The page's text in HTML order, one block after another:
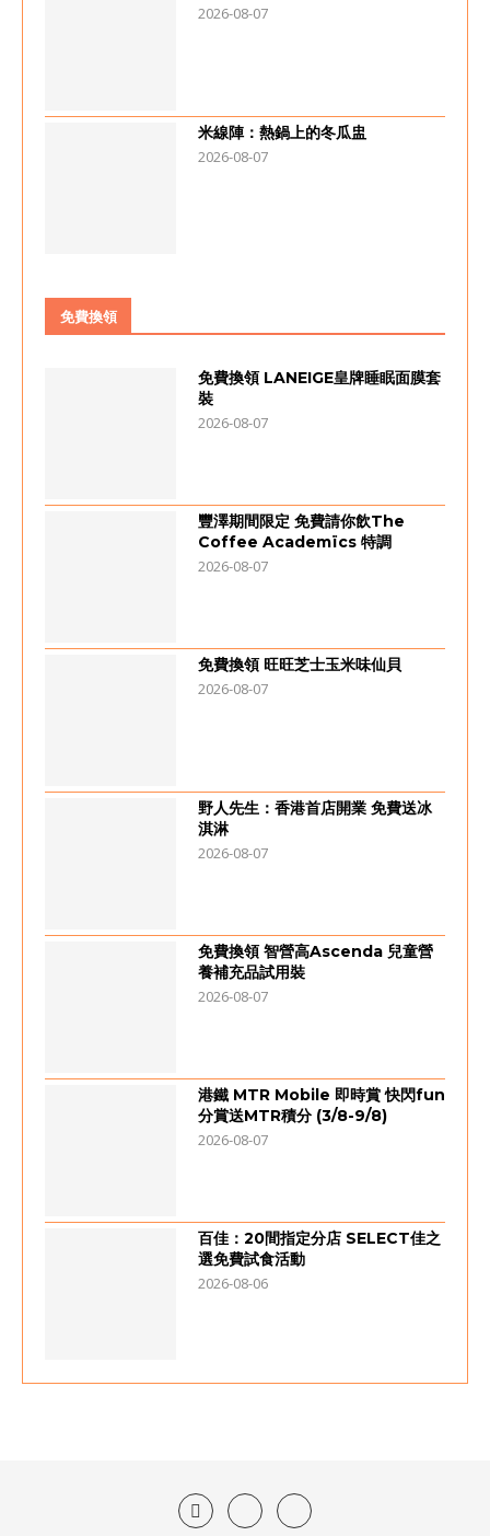
2026-08-07
米線陣：熱鍋上的冬瓜盅
2026-08-07
免費換領
免費換領 LANEIGE皇牌睡眠面膜套
裝
2026-08-07
豐澤期間限定 免費請你飲The
Coffee Academïcs 特調
2026-08-07
免費換領 旺旺芝士玉米味仙貝
2026-08-07
野人先生：香港首店開業 免費送冰
淇淋
2026-08-07
免費換領 智營高Ascenda 兒童營
養補充品試用裝
2026-08-07
港鐵 MTR Mobile 即時賞 快閃fun
分賞送MTR積分 (3/8-9/8)
2026-08-07
百佳：20間指定分店 SELECT佳之
選免費試食活動
2026-08-06